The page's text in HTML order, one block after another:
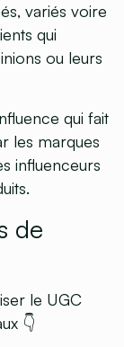
variés voire
qui
ou leurs
qui fait
les marques
influenceurs
de
le UGC
👇